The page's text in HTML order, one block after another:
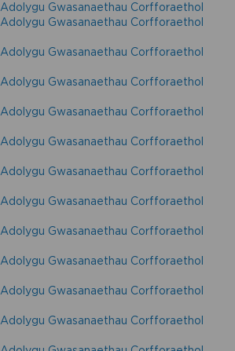
Gwasanaethau Corfforaethol
Gwasanaethau Corfforaethol
Gwasanaethau Corfforaethol
Gwasanaethau Corfforaethol
Gwasanaethau Corfforaethol
Gwasanaethau Corfforaethol
Gwasanaethau Corfforaethol
Gwasanaethau Corfforaethol
Gwasanaethau Corfforaethol
Gwasanaethau Corfforaethol
Gwasanaethau Corfforaethol
Gwasanaethau Corfforaethol